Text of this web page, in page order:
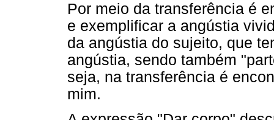
Por meio da transferência é
e exemplificar a angústia
da angústia do sujeito, que
angústia, sendo também
seja, na transferência é
mim.